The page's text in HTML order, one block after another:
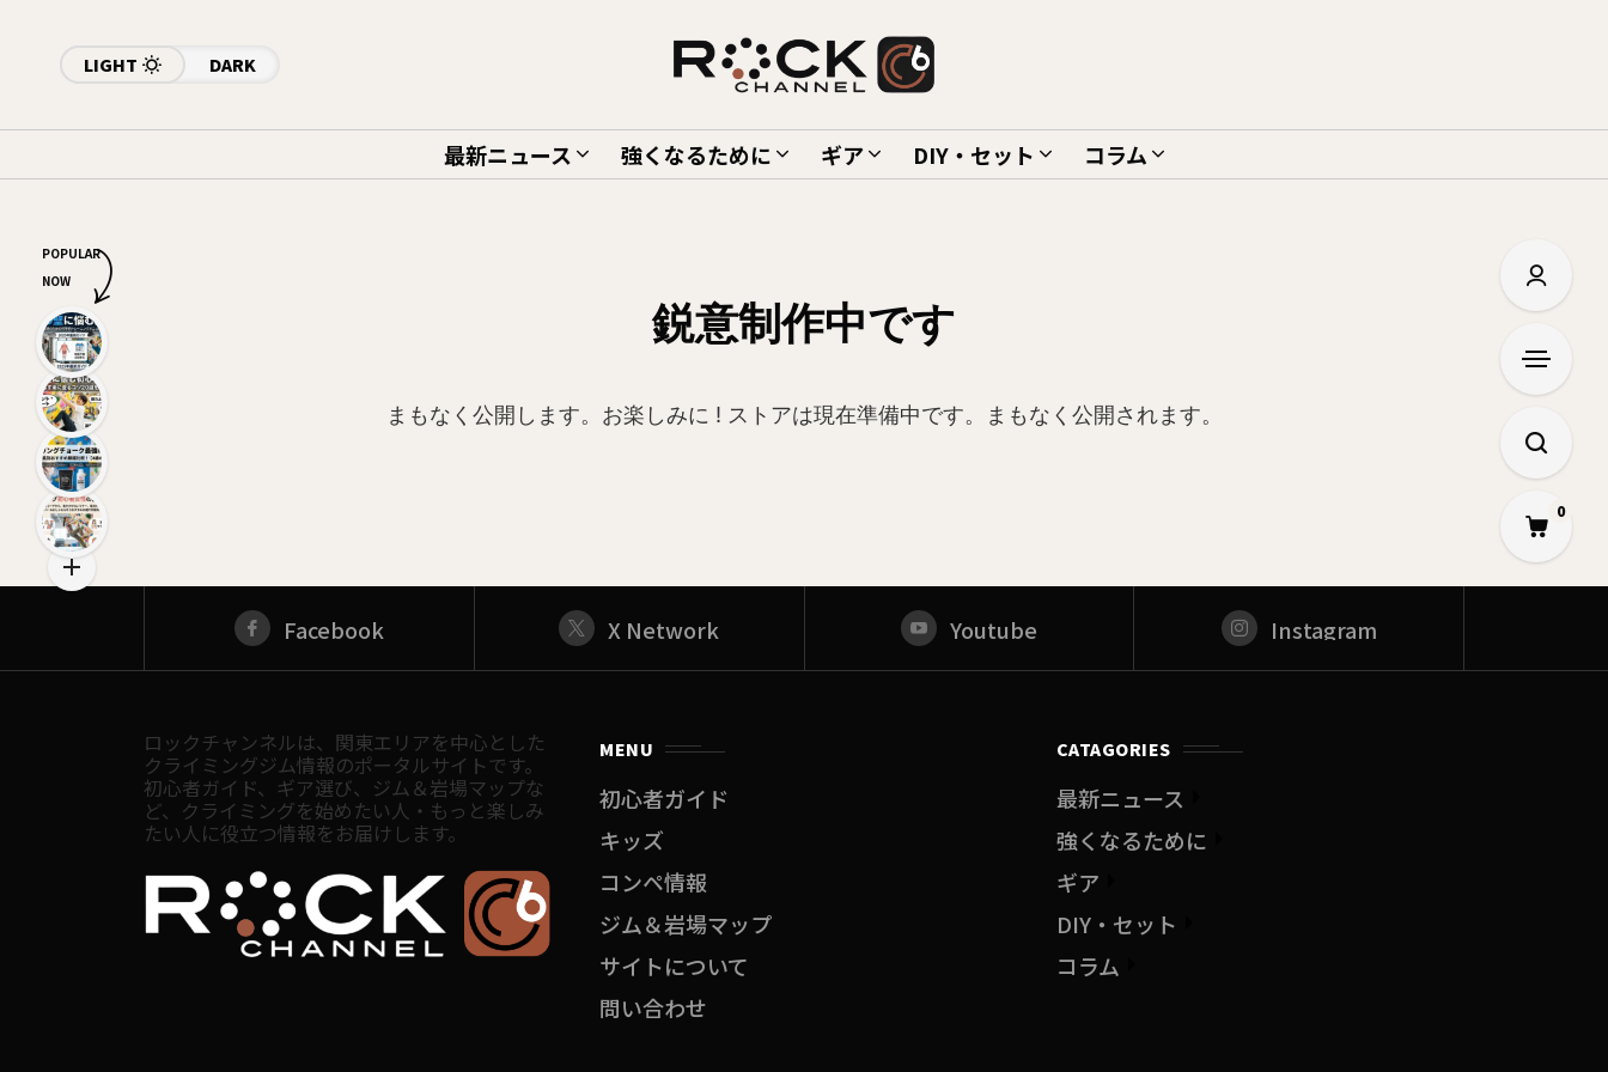
LIGHT DARK
最新ニュース 強くなるために ギア DIY・セット コラム
鋭意制作中です
まもなく公開します。お楽しみに ! ストアは現在準備中です。まもなく公開されます。
Facebook X Network Youtube Instagram
ロックチャンネルは、関東エリアを中心とした
クライミングジム情報のポータルサイトです。
初心者ガイド、ギア選び、ジム＆岩場マップな
ど、クライミングを始めたい人・もっと楽しみ
たい人に役立つ情報をお届けします。
MENU
初心者ガイド
キッズ
コンペ情報
ジム＆岩場マップ
サイトについて
問い合わせ
CATAGORIES
最新ニュース
強くなるために
ギア
DIY・セット
コラム
0
POPULAR
NOW